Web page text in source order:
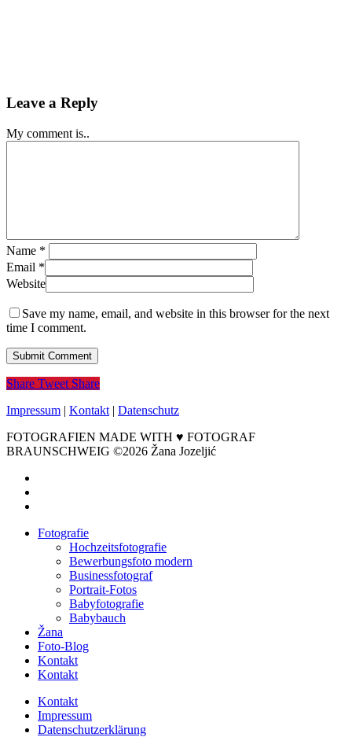
Leave a Reply
My comment is..
Name *
Email *
Website
Save my name, email, and website in this browser for the next
time I comment.
Share Tweet Share
Impressum | Kontakt | Datenschutz
FOTOGRAFIEN MADE WITH ♥ FOTOGRAF
BRAUNSCHWEIG ©2026 Žana Jozeljić
Close
Fotografie
Hochzeitsfotografie
Bewerbungsfoto modern
Businessfotograf
Portrait-Fotos
Babyfotografie
Babybauch
Žana
Foto-Blog
Kontakt
Kontakt
Kontakt
Impressum
Datenschutzerklärung